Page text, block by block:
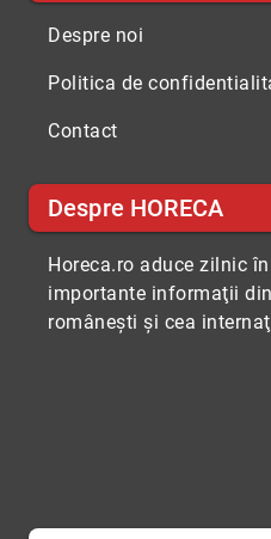
Despre noi
Politica de
Contact
Despre HORECA
Horeca.ro aduce zilnic
importante informaţii
româneşti şi cea